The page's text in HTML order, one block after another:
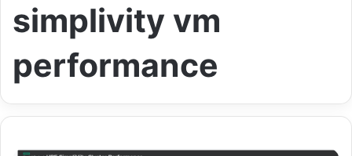
simplivity vm
performance